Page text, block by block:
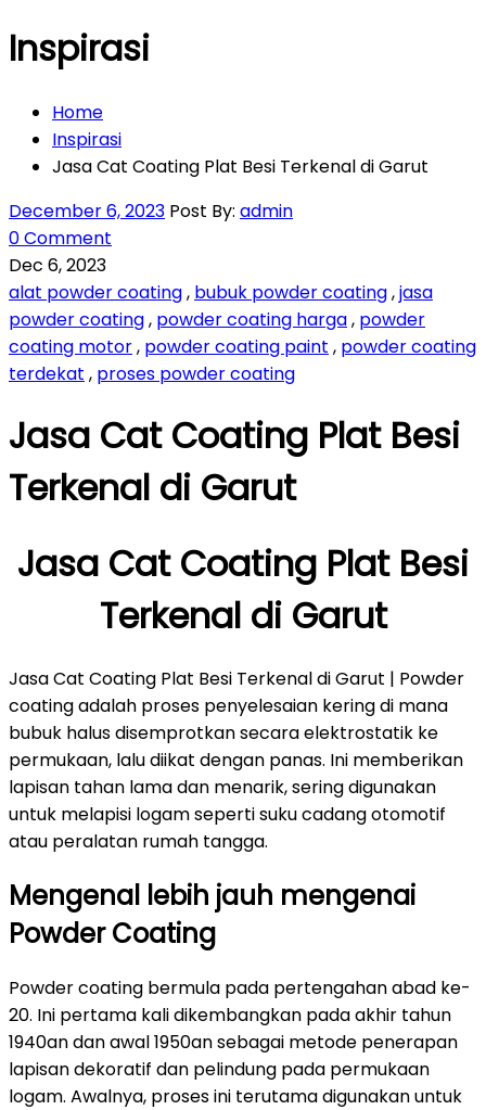
Inspirasi
Home
Inspirasi
Jasa Cat Coating Plat Besi Terkenal di Garut
December 6, 2023 Post By: admin
0 Comment
Dec 6, 2023
alat powder coating, bubuk powder coating,jasa
powder coating, powder coating harga, powder
coating motor, powder coating paint , powder coating
terdekat , proses powder coating
Jasa Cat Coating Plat Besi
Terkenal di Garut
Jasa Cat Coating Plat Besi
Terkenal di Garut
Jasa Cat Coating Plat Besi Terkenal di Garut | Powder
coating adalah proses penyelesaian kering di mana
bubuk halus disemprotkan secara elektrostatik ke
permukaan, lalu diikat dengan panas. Ini memberikan
lapisan tahan lama dan menarik, sering digunakan
untuk melapisi logam seperti suku cadang otomotif
atau peralatan rumah tangga.
Mengenal lebih jauh mengenai
Powder Coating
Powder coating bermula pada pertengahan abad ke-
20. Ini pertama kali dikembangkan pada akhir tahun
1940an dan awal 1950an sebagai metode penerapan
lapisan dekoratif dan pelindung pada permukaan
logam. Awalnya, proses ini terutama digunakan untuk